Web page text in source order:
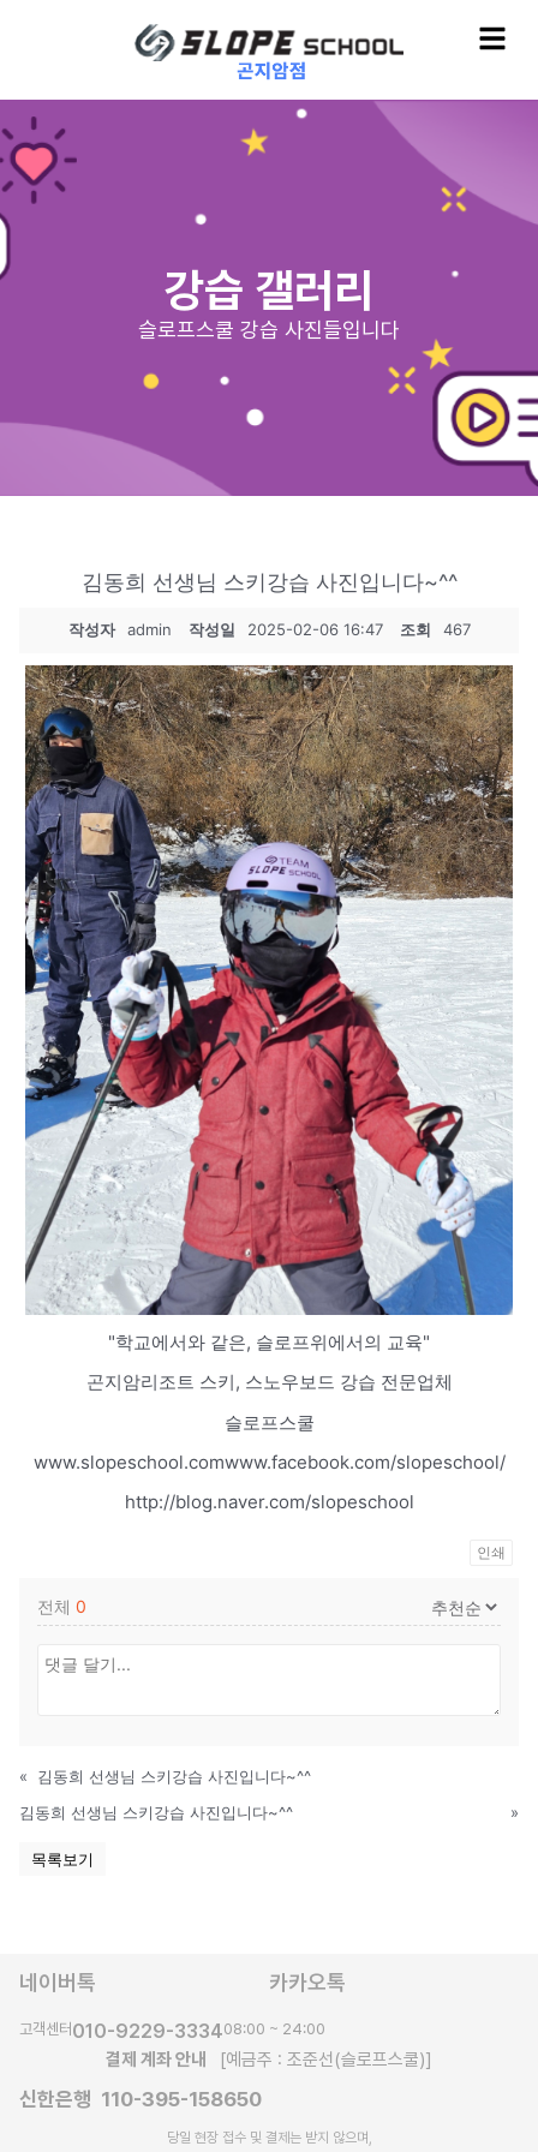
강습 갤러리
슬로프스쿨 강습 사진들입니다
김동희 선생님 스키강습 사진입니다~^^
작성자 admin 작성일 2025-02-06 16:47 조회 467
"학교에서와 같은, 슬로프위에서의 교육"
곤지암리조트 스키, 스노우보드 강습 전문업체
슬로프스쿨
www.slopeschool.comwww.facebook.com/slopeschool/
http://blog.naver.com/slopeschool
인쇄
전체 0
«
김동희 선생님 스키강습 사진입니다~^^
김동희 선생님 스키강습 사진입니다~^^
»
목록보기
네이버톡 카카오톡
고객센터 010-9229-333408:00 ~ 24:00
결제 계좌 안내 [예금주 : 조준선(슬로프스쿨)]
신한은행 110-395-158650
당일 현장 접수 및 결제는 받지 않으며,